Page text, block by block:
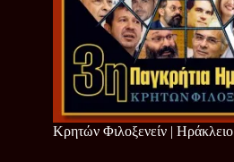
Κρητών Φιλοξενείν | Ηράκλειο